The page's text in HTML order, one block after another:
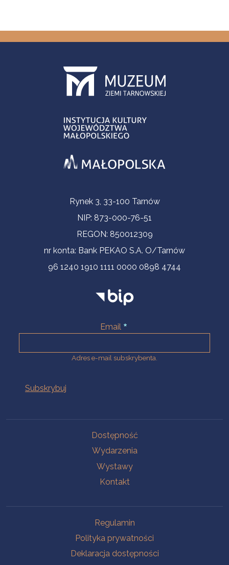
Informacje kontaktoweRynek 3, 33-100 Tarnów
NIP: 873-000-76-51
REGON: 850012309
nr konta: Bank PEKAO S.A. O/Tarnów
96 1240 1910 1111 0000 0898 4744
Email
Adres e-mail subskrybenta.
Dostępność
Wydarzenia
Wystawy
Kontakt
Regulamin
Polityka prywatności
Deklaracja dostępności